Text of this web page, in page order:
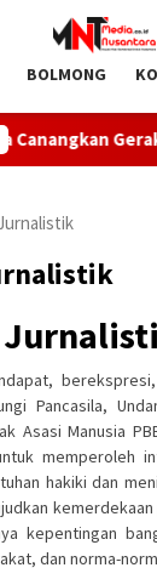
BOLMONG
Gerakan
Pancasila,
Asasi Manusia
memperoleh
hakiki dan
kepentingan
dan norma-